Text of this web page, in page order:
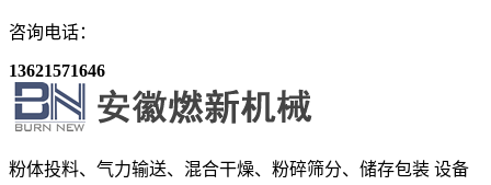
咨询电话：
13621571646
粉体投料、气力输送、混合干燥、粉碎筛分、储存包装 设备